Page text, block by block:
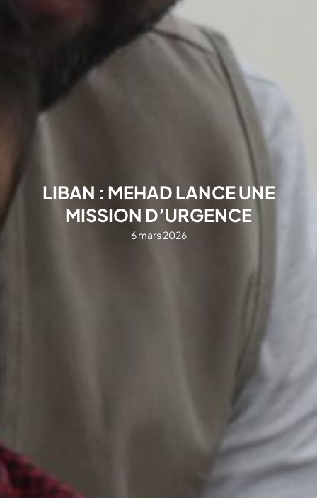
LIBAN : MEHAD LANCE UNE
MISSION D’URGENCE
6 mars 2026